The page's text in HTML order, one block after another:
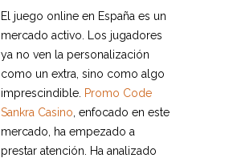
El juego online en España es un
mercado activo. Los jugadores
ya no ven la personalización
como un extra, sino como algo
imprescindible. Promo Code
Sankra Casino , enfocado en este
mercado, ha empezado a
prestar atención. Ha analizado